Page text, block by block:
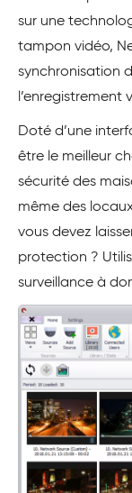
sur une
tampon vidéo,
synchronisation
l’enregistrement
Doté d’une
être le meilleur
sécurité des
même des
vous devez
protection ?
surveillance à